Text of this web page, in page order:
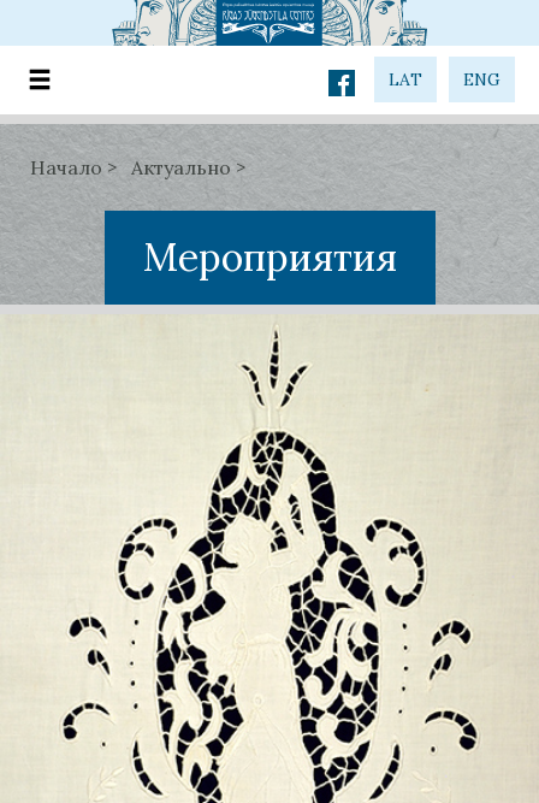
LAT ENG
Начало Актуально
Мероприятия